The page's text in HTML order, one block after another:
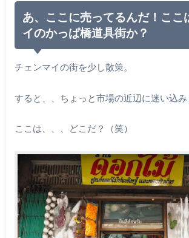
あ、ここに売ってるんだ！ここ
イのかっぱ橋道具街か？
チェンマイの街を少し散策。
すると、、ちょっと市場の近辺に迷い込み
ここは、、、どこだ？（笑）